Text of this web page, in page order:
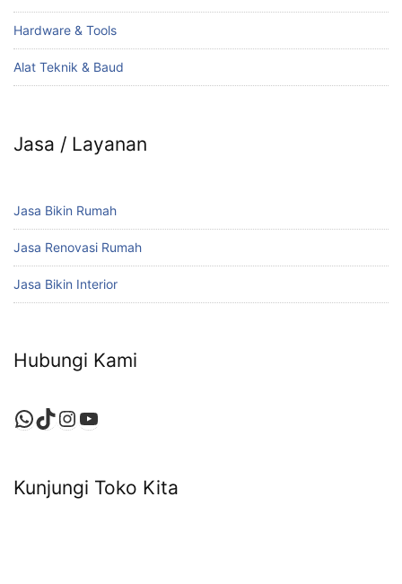
Hardware & Tools
Alat Teknik & Baud
Jasa / Layanan
Jasa Bikin Rumah
Jasa Renovasi Rumah
Jasa Bikin Interior
Hubungi Kami
WhatsApp
TikTok
Instagram
YouTube
Kunjungi Toko Kita